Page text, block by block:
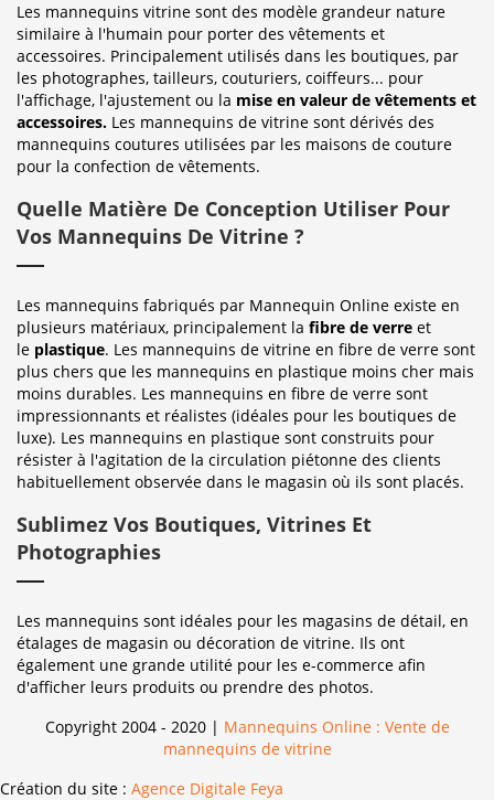
Les mannequins vitrine sont des modèle grandeur nature
similaire à l'humain pour porter des vêtements et
accessoires. Principalement utilisés dans les boutiques, par
les photographes, tailleurs, couturiers, coiffeurs... pour
l'affichage, l'ajustement ou la mise en valeur de vêtements et
accessoires. Les mannequins de vitrine sont dérivés des
mannequins coutures utilisées par les maisons de couture
pour la confection de vêtements.
Quelle Matière De Conception Utiliser Pour
Vos Mannequins De Vitrine ?
Les mannequins fabriqués par Mannequin Online existe en
plusieurs matériaux, principalement la fibre de verre et
le plastique. Les mannequins de vitrine en fibre de verre sont
plus chers que les mannequins en plastique moins cher mais
moins durables. Les mannequins en fibre de verre sont
impressionnants et réalistes (idéales pour les boutiques de
luxe). Les mannequins en plastique sont construits pour
résister à l'agitation de la circulation piétonne des clients
habituellement observée dans le magasin où ils sont placés.
Sublimez Vos Boutiques, Vitrines Et
Photographies
Les mannequins sont idéales pour les magasins de détail, en
étalages de magasin ou décoration de vitrine. Ils ont
également une grande utilité pour les e-commerce afin
d'afficher leurs produits ou prendre des photos.
Copyright 2004 - 2020 | Mannequins Online : Vente de
mannequins de vitrine
Création du site : Agence Digitale Feya